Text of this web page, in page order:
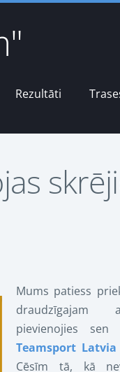
Rezultāti
Mums patiess
draudzīgajam
pievienojies
Teamsport Latvia
Cēsīm tā, kā